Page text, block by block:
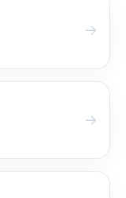
→
→